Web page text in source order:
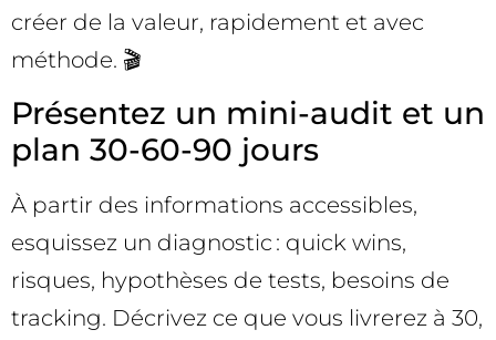
créer de la valeur, rapidement et avec
méthode. 🎬
Présentez un mini-audit et un
plan 30-60-90 jours
À partir des informations accessibles,
esquissez un diagnostic : quick wins,
risques, hypothèses de tests, besoins de
tracking. Décrivez ce que vous livrerez à 30,